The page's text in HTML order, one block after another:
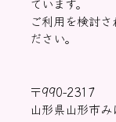
ご利用を検討
ださい。
〒990-2317
山形県山形市